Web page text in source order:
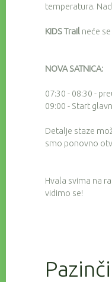
temperatura.
KIDS Trail neće
NOVA SATNICA:
07:30 - 08:30 -
09:00 - Start
Detalje staze
smo ponovno
Hvala svima na
vidimo se!